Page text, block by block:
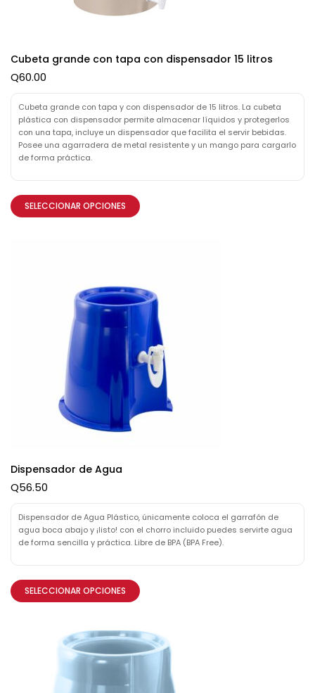
Cubeta grande con tapa con dispensador 15 litros
Q60.00
Cubeta grande con tapa y con dispensador de 15 litros. La cubeta
plástica con dispensador permite almacenar líquidos y protegerlos
con una tapa, incluye un dispensador que facilita el servir bebidas.
Posee una agarradera de metal resistente y un mango para cargarlo
de forma práctica.
SELECCIONAR OPCIONES
Dispensador de Agua
Q56.50
Dispensador de Agua Plástico, únicamente coloca el garrafón de
agua boca abajo y ¡listo! con el chorro incluido puedes servirte agua
de forma sencilla y práctica. Libre de BPA (BPA Free).
SELECCIONAR OPCIONES